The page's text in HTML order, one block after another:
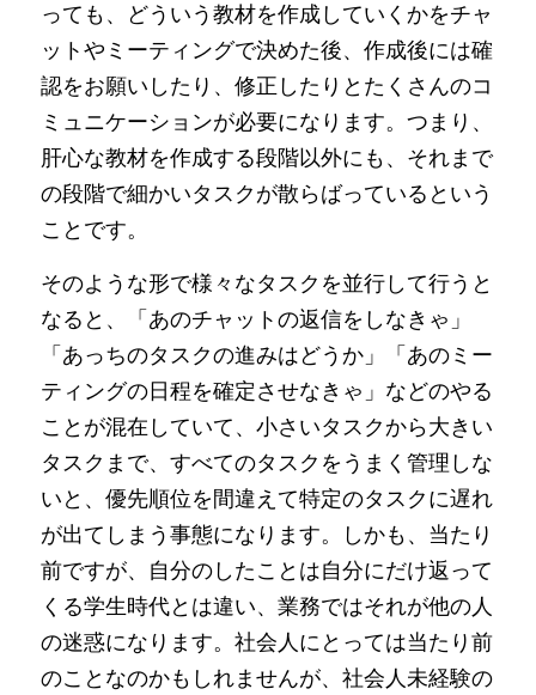
っても、どういう教材を作成していくかをチャ
ットやミーティングで決めた後、作成後には確
認をお願いしたり、修正したりとたくさんのコ
ミュニケーションが必要になります。つまり、
肝心な教材を作成する段階以外にも、それまで
の段階で細かいタスクが散らばっているという
ことです。
そのような形で様々なタスクを並行して行うと
なると、「あのチャットの返信をしなきゃ」
「あっちのタスクの進みはどうか」「あのミー
ティングの日程を確定させなきゃ」などのやる
ことが混在していて、小さいタスクから大きい
タスクまで、すべてのタスクをうまく管理しな
いと、優先順位を間違えて特定のタスクに遅れ
が出てしまう事態になります。しかも、当たり
前ですが、自分のしたことは自分にだけ返って
くる学生時代とは違い、業務ではそれが他の人
の迷惑になります。社会人にとっては当たり前
のことなのかもしれませんが、社会人未経験の